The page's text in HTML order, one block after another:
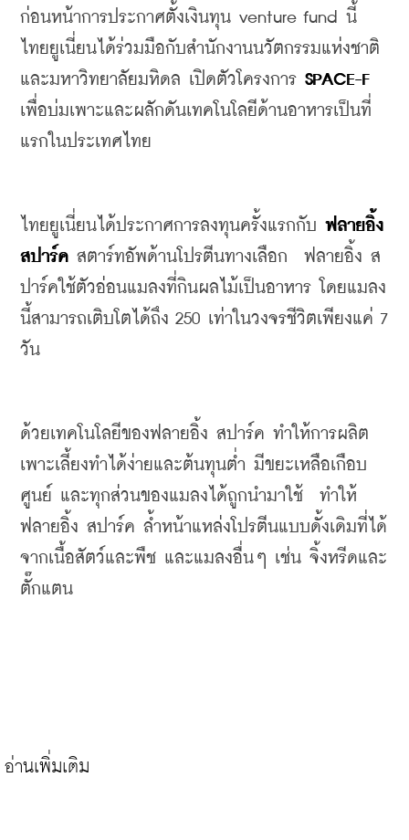
ก่อนหน้าการประกาศตั้งเงินทุน venture fund นี้
ไทยยูเนี่ยนได้ร่วมมือกับสำนักงานนวัตกรรมแห่งชาติ
และมหาวิทยาลัยมหิดล เปิดตัวโครงการ SPACE-F
เพื่อบ่มเพาะและผลักดันเทคโนโลยีด้านอาหารเป็นที่
แรกในประเทศไทย
ไทยยูเนี่ยนได้ประกาศการลงทุนครั้งแรกกับ ฟลายอิ้ง
สปาร์ค สตาร์ทอัพด้านโปรตีนทางเลือก ฟลายอิ้ง ส
ปาร์คใช้ตัวอ่อนแมลงที่กินผลไม้เป็นอาหาร โดยแมลง
นี้สามารถเติบโตได้ถึง 250 เท่าในวงจรชีวิตเพียงแค่
วัน
ด้วยเทคโนโลยีของฟลายอิ้ง สปาร์ค ทำให้การผลิต
เพาะเลี้ยงทำได้ง่ายและต้นทุนต่ำ มีขยะเหลือเกือบ
ศูนย์ และทุกส่วนของแมลงได้ถูกนำมาใช้
ทำให้
ฟลายอิ้ง สปาร์ค ล้ำหน้าแหล่งโปรตีนแบบดั้งเดิมที่ได้
จากเนื้อสัตว์และพืช และแมลงอื่นๆ เช่น จิ้งหรีดและ
ตั๊กแตน